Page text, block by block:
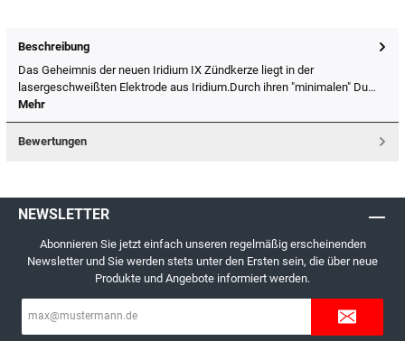
Beschreibung
Das Geheimnis der neuen Iridium IX Zündkerze liegt in der
lasergeschweißten Elektrode aus Iridium.Durch ihren "minimalen" Du…
Mehr
Bewertungen
NEWSLETTER
Abonnieren Sie jetzt einfach unseren regelmäßig erscheinenden
Newsletter und Sie werden stets unter den Ersten sein, die über neue
Produkte und Angebote informiert werden.